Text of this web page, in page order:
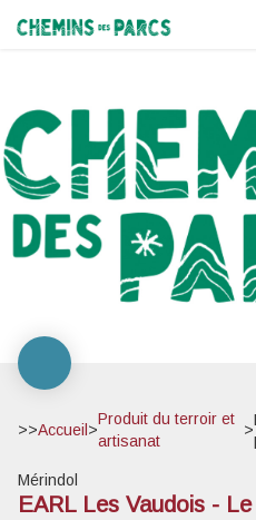
Chemins des Parcs
>>Accueil >
Produit du terroir et
artisanat
>
Mérindol
EARL Les Vaudois -